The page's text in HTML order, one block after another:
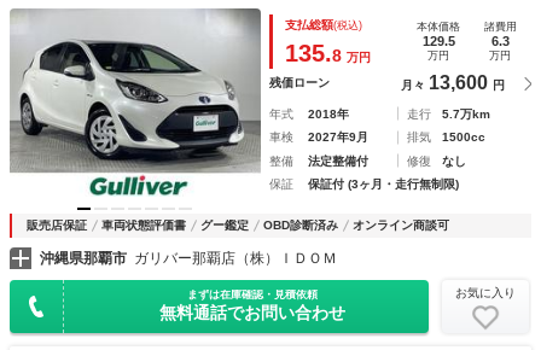
ンス Ｂカメラ クルーズコントロール ＥＴＣ ドライブレ
コーダー 衝突被害軽減システム スマートキー
支払総額(税込)
135.8 万円
本体価格
129.5
万円
諸費用
6.3
万円
残価ローン 月々 13,600 円
年式 2018年 走行
5.7万km
車検
2027年9月 排気
1500cc
整備
法定整備付 修復
なし
保証
保証付 (3ヶ月・走行無制限)
販売店保証 車両状態評価書 グー鑑定 OBD診断済み オンライン商談可
沖縄県那覇市 ガリバー那覇店（株）ＩＤＯＭ
まずは在庫確認・見積依頼
無料通話でお問い合わせ
お気に入り